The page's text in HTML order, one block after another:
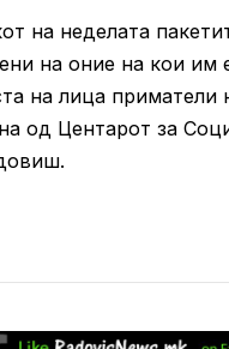
на неделата
на оние на кои им
на лица
од Центарот за